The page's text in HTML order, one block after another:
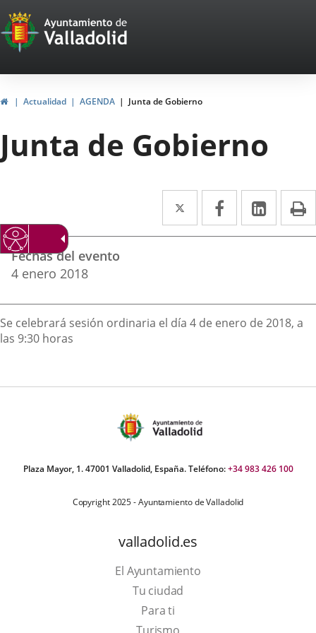
Portal
Web
del
Ayuntamiento
de
Valladolid
HomeActualidad AGENDA Junta de Gobierno
Junta de Gobierno
Twitter
Enlace
a
externa.
Facebook
Enlace
a
externa.
Enlace
a
Datos
del
evento
Fechas del evento
4 enero 2018
Descripción
Se celebrará sesión ordinaria el día 4 de enero de 2018, a
las 9:30 horas
Plaza Mayor, 1. 47001 Valladolid, España. Teléfono:+34 983 426 100
Copyright 2025 - Ayuntamiento de Valladolid
valladolid.es
El Ayuntamiento
Tu ciudad
Para ti
This